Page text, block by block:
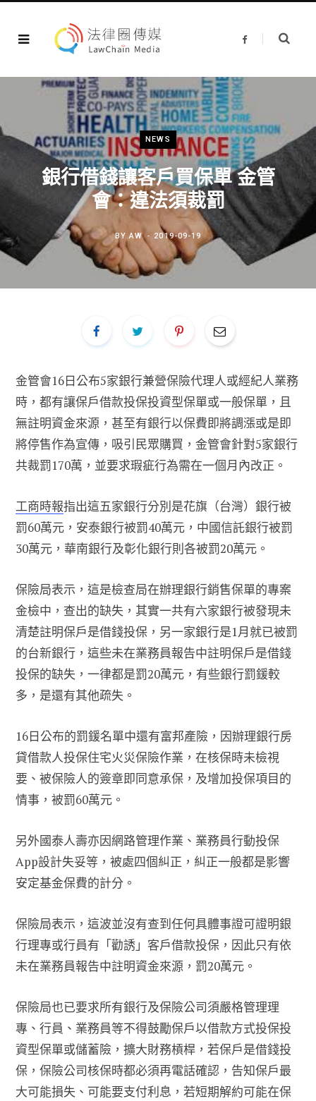
F
b
NEWS
銀行借錢讓客戶買保單 金管
會：違法須裁罰
BYAW 2019-09-19
金管會16日公布5家銀行兼營保險代理人或經紀人業務
時，都有讓保戶借款投保投資型保單或一般保單，且
無註明資金來源，甚至有銀行以保費即將調漲或是即
將停售作為宣傳，吸引民眾購買，金管會針對5家銀行
共裁罰170萬，並要求瑕疵行為需在一個月內改正。
工商時報指出這五家銀行分別是花旗（台灣）銀行被
罰60萬元，安泰銀行被罰40萬元，中國信託銀行被罰
30萬元，華南銀行及彰化銀行則各被罰20萬元。
保險局表示，這是檢查局在辦理銀行銷售保單的專案
金檢中，查出的缺失，其實一共有六家銀行被發現未
清楚註明保戶是借錢投保，另一家銀行是1月就已被罰
的台新銀行，這些未在業務員報告中註明保戶是借錢
投保的缺失，一律都是罰20萬元，有些銀行罰鍰較
多，是還有其他疏失。
16日公布的罰鍰名單中還有富邦產險，因辦理銀行房
貸借款人投保住宅火災保險作業，在核保時未檢視
要、被保險人的簽章即同意承保，及增加投保項目的
情事，被罰60萬元。
另外國泰人壽亦因網路管理作業、業務員行動投保
App設計失妥等，被處四個糾正，糾正一般都是影響
安定基金保費的計分。
保險局表示，這波並沒有查到任何具體事證可證明銀
行理專或行員有「勸誘」客戶借款投保，因此只有依
未在業務員報告中註明資金來源，罰20萬元。
保險局也已要求所有銀行及保險公司須嚴格管理理
專、行員、業務員等不得鼓勵保戶以借款方式投保投
資型保單或儲蓄險，擴大財務槓桿，若保戶是借錢投
保，保險公司核保時都必須再電話確認，告知保戶最
大可能損失、可能要支付利息，若短期解約可能在保